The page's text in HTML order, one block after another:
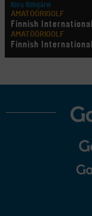
Kiira Riihijärvi
AMATÖÖRIGOLF
Finnish
AMATÖÖRIGOLF
Finnish
U18/FJT/Aulanko)
LEGENDS TOUR
U.S. Women's
Eeli Krankka, Lionel
Kivitippu Classic
SM-reikäpeli (M50/